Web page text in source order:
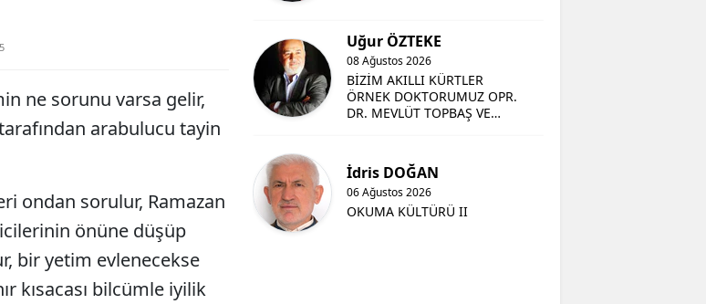
Balıkesir
Bilecik
Bitlis
Bolu
Burdur
ne sorunu varsa gelir,
arabulucu tayin
ondan sorulur, Ramazan
önüne düşüp
bir yetim evlenecekse
kısacası bilcümle iyilik
Uğur ÖZTEKE
08 Ağustos 2026
BİZİM AKILLI KÜRTLER
ÖRNEK DOKTORUMUZ OPR.
DR. MEVLÜT TOPBAŞ VE
İdris DOĞAN
06 Ağustos 2026
OKUMA KÜLTÜRÜ II